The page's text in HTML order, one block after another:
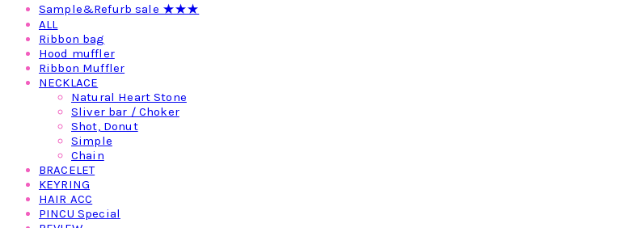
Sample&Refurb sale ★★★
ALL
Ribbon bag
Hood muffler
Ribbon Muffler
NECKLACE
Natural Heart Stone
Sliver bar / Choker
Shot, Donut
Simple
Chain
BRACELET
KEYRING
HAIR ACC
PINCU Special